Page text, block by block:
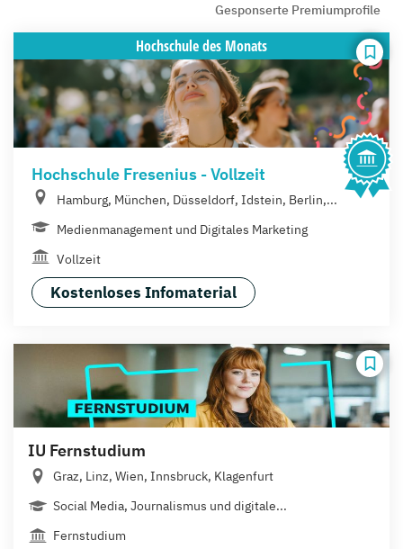
Gesponserte Premiumprofile
Hochschuledes Monats
Hochschule Fresenius - Vollzeit
Hamburg, München, Düsseldorf, Idstein, Berlin,...
Medienmanagement und Digitales Marketing
Vollzeit
Kostenloses Infomaterial
IU Fernstudium
Graz, Linz, Wien, Innsbruck, Klagenfurt
Social Media, Journalismus und digitale...
Fernstudium